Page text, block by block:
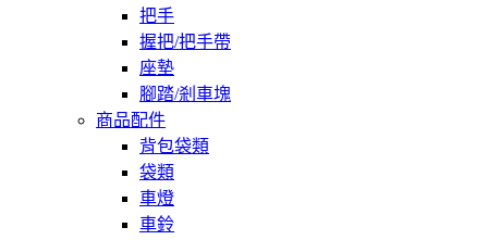
把手
握把/把手帶
座墊
腳踏/剎車塊
商品配件
背包袋類
袋類
車燈
車鈴